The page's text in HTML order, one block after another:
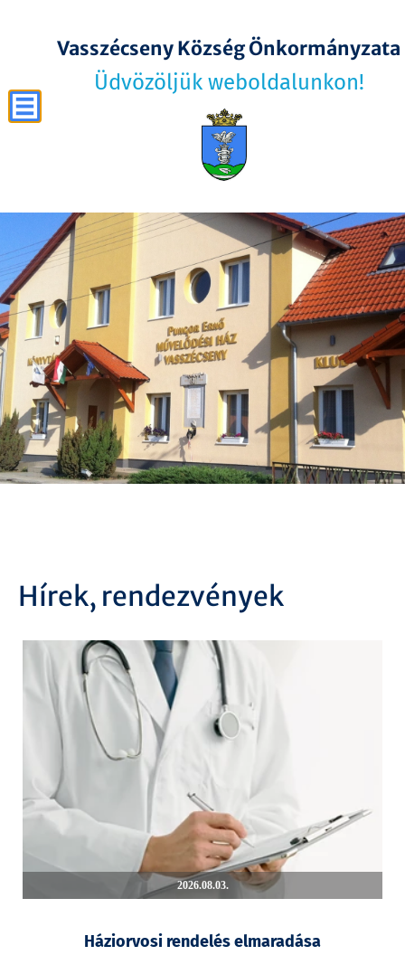
Vasszécseny Község Önkormányzata
Üdvözöljük weboldalunkon!
Hírek, rendezvények
2026.08.03.
Háziorvosi rendelés elmaradása